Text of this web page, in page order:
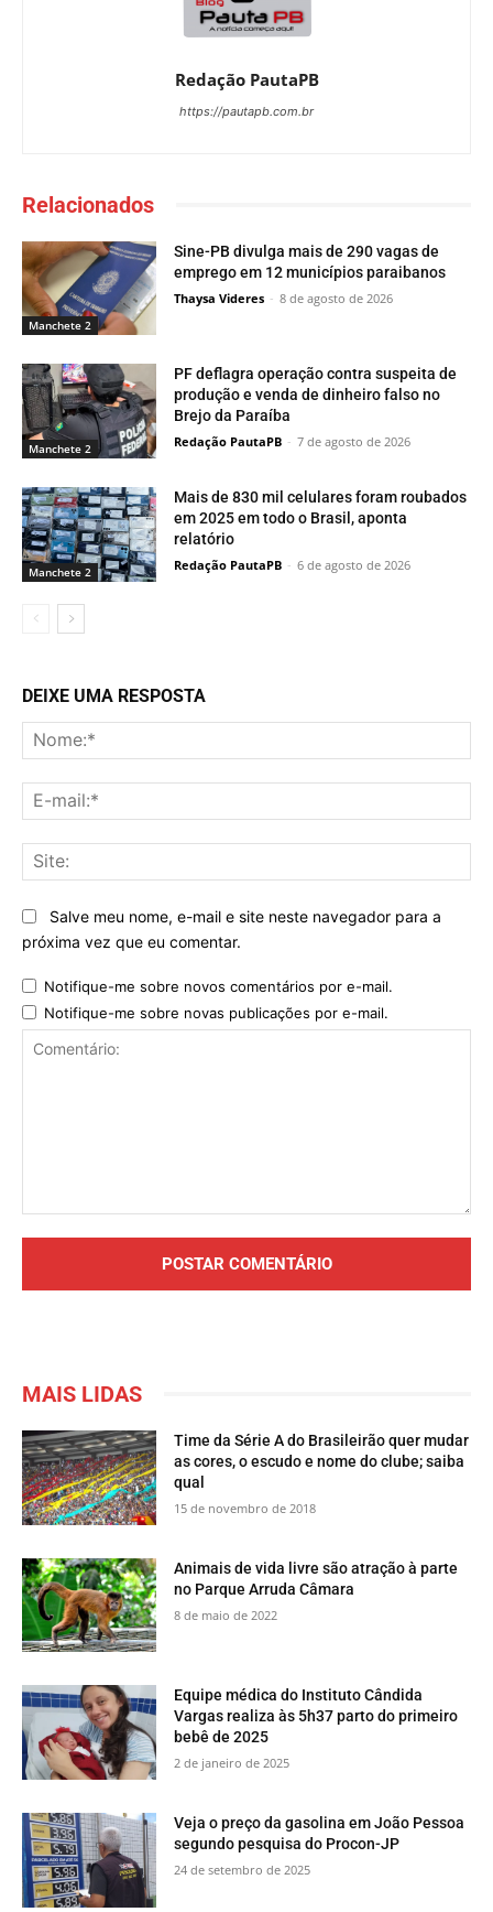
Redação PautaPB
https://pautapb.com.br
Relacionados
Manchete 2
Sine-PB divulga mais de 290 vagas de
emprego em 12 municípios paraibanos
Thaysa Videres - 8 de agosto de 2026
Manchete 2
PF deflagra operação contra suspeita de
produção e venda de dinheiro falso no
Brejo da Paraíba
Redação PautaPB - 7 de agosto de 2026
Manchete 2
Mais de 830 mil celulares foram roubados
em 2025 em todo o Brasil, aponta
relatório
Redação PautaPB - 6 de agosto de 2026
DEIXE UMA RESPOSTA
Salve meu nome, e-mail e site neste navegador para a
próxima vez que eu comentar.
Notifique-me sobre novos comentários por e-mail.
Notifique-me sobre novas publicações por e-mail.
MAIS LIDAS
Time da Série A do Brasileirão quer mudar
as cores, o escudo e nome do clube; saiba
qual
15 de novembro de 2018
​Animais de vida livre são atração à parte
no Parque Arruda Câmara
8 de maio de 2022
Equipe médica do Instituto Cândida
Vargas realiza às 5h37 parto do primeiro
bebê de 2025
2 de janeiro de 2025
Veja o preço da gasolina em João Pessoa
segundo pesquisa do Procon-JP
24 de setembro de 2025